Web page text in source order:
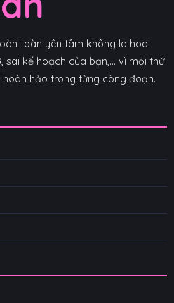
toàn yên tâm không lo hoa
sai kế hoạch của bạn,... vì mọi thứ
hảo trong từng công đoạn.